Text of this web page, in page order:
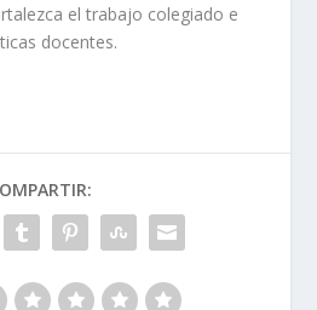
el trabajo colegiado e
docentes.